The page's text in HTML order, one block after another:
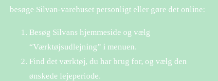
besøge Silvan-varehuset personligt eller gøre det online:
Besøg Silvans hjemmeside og vælg
“Værktøjsudlejning” i menuen.
Find det værktøj, du har brug for, og vælg den
ønskede lejeperiode.